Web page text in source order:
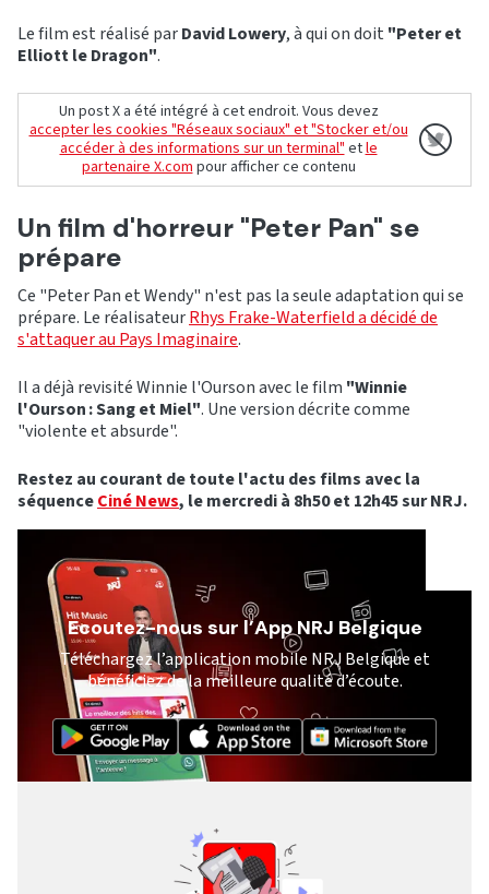
Le film est réalisé parDavid Lowery, à qui on doit "Peter et
Elliott le Dragon".
Un post X a été intégré à cet endroit. Vous devez
accepter les cookies "Réseaux sociaux" et "Stocker et/ou
accéder à des informations sur un terminal"etle
partenaire X.compour afficher ce contenu
Un film d'horreur "Peter Pan" se
prépare
Ce "Peter Pan et Wendy" n'est pas la seule adaptation qui se
prépare. Le réalisateurRhys Frake-Waterfielda décidé de
s'attaquer au Pays Imaginaire.
Il a déjà revisité Winnie l'Ourson avec le film "Winnie
l'Ourson : Sang et Miel". Une version décrite comme
"violente et absurde".
Restez au courant de toute l'actu des films avec la
séquenceCiné News, le mercredi à 8h50 et 12h45 sur NRJ.
Ecoutez-nous sur l’App NRJ Belgique
Téléchargez l’application mobile NRJ Belgique et
bénéficiez de la meilleure qualité d’écoute.